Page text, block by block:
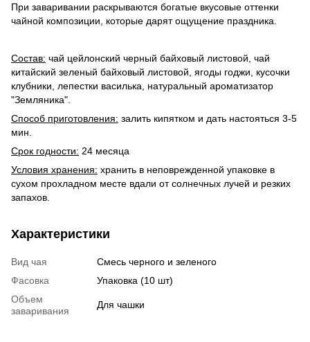
При заваривании раскрываются богатые вкусовые оттенки
чайной композиции, которые дарят ощущение праздника.
Состав: чай цейлонский черный байховый листовой, чай
китайский зеленый байховый листовой, ягоды годжи, кусочки
клубники, лепестки василька, натуральный ароматизатор
"Земляника".
Способ приготовления: залить кипятком и дать настояться 3-5
мин.
Срок годности: 24 месяца
Условия хранения: хранить в неповрежденной упаковке в
сухом прохладном месте вдали от солнечных лучей и резких
запахов.
Характеристики
Вид чая
Смесь черного и зеленого
Фасовка
Упаковка (10 шт)
Объем
заваривания
Для чашки